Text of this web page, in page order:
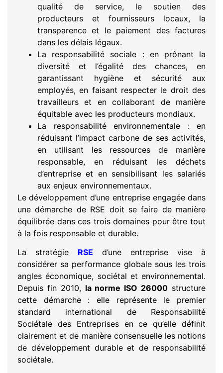
qualité de service, le soutien des
producteurs et fournisseurs locaux, la
transparence et le paiement des factures
dans les délais légaux.
La responsabilité sociale : en prônant la
diversité et l’égalité des chances, en
garantissant hygiène et sécurité aux
employés, en faisant respecter le droit des
travailleurs et en collaborant de manière
équitable avec les producteurs mondiaux.
La responsabilité environnementale : en
réduisant l’impact carbone de ses activités,
en utilisant les ressources de manière
responsable, en réduisant les déchets
d’entreprise et en sensibilisant les salariés
aux enjeux environnementaux.
Le développement d’une entreprise engagée dans
une démarche de RSE doit se faire de manière
équilibrée dans ces trois domaines pour être tout
à la fois responsable et durable.
La stratégie RSE d’une entreprise vise à
considérer sa performance globale sous les trois
angles économique, sociétal et environnemental.
Depuis fin 2010, la norme ISO 26000 structure
cette démarche : elle représente le premier
standard international de Responsabilité
Sociétale des Entreprises en ce qu’elle définit
clairement et de manière consensuelle les notions
de développement durable et de responsabilité
sociétale.